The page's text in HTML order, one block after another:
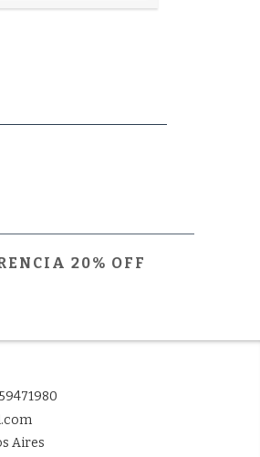
20% OFF
Aires